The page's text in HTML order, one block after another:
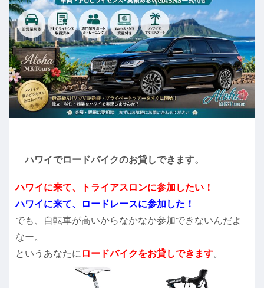
ハワイでロードバイクのお貸しできます。
ハワイに来て、トライアスロンに参加したい！
ハワイに来て、ロードレースに参加した！
でも、自転車が高いからなかなか参加できないんだよ
なー。
というあなたに ロードバイクをお貸しできます。